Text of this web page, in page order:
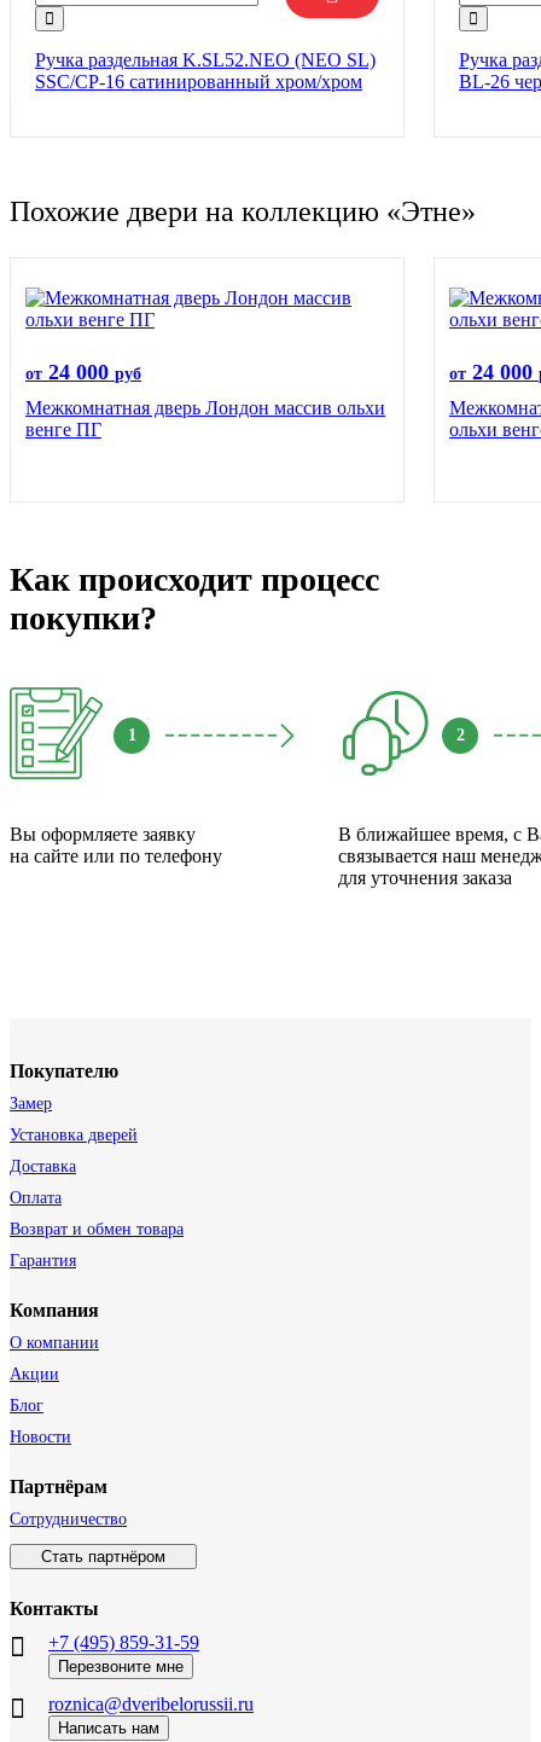
Ручка раздельная K.SL52.NEO (NEO SL)
SSC/CP-16 сатинированный хром/хром
Ручка
BL-26
Похожие двери на коллекцию «Этне»
от 24 000 руб
Межкомнатная дверь Лондон массив ольхи
венге ПГ
от 24 000
ольхи
Как происходит процесс
покупки?
1
Вы оформляете заявку
на сайте или по телефону
2
В ближайшее время, с
связывается наш
для уточнения заказа
Покупателю
Замер
Установка дверей
Доставка
Оплата
Возврат и обмен товара
Гарантия
Компания
О компании
Акции
Блог
Новости
Партнёрам
Сотрудничество
Стать партнёром
Контакты
+7 (495) 859-31-59
Перезвоните мне
roznica@dveribelorussii.ru
Написать нам